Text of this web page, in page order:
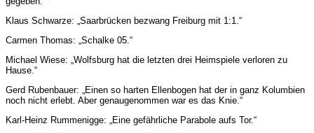
Klaus Schwarze: „Saarbrücken bezwang Freiburg mit 1:1.“
Carmen Thomas: „Schalke 05.“
Michael Wiese: „Wolfsburg hat die letzten drei Heimspiele verloren zu
Hause.“
Gerd Rubenbauer: „Einen so harten Ellenbogen hat der in ganz Kolumbien
noch nicht erlebt. Aber genaugenommen war es das Knie.“
Karl-Heinz Rummenigge: „Eine gefährliche Parabole aufs Tor.“